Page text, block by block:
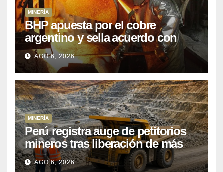
MINERÍA
BHP apuesta por el cobre
argentino y sella acuerdo con
Kobrea para siete proyecto
AGO 6, 2026
MINERÍA
Perú registra auge de petitorios
mineros tras liberación de más
de mil concesiones para explorar
cobre y oro
AGO 6, 2026